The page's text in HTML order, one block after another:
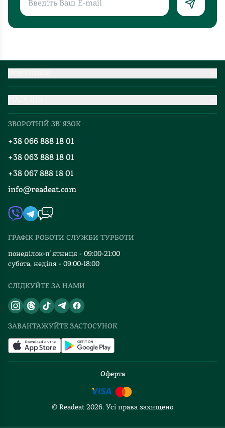
Про нас
Добірки
Блог
Події
Книгарні
Контакти
Автори
Видавництва
Відгуки та оцінка RDT
Партнерство
ЗВОРОТНІЙ ЗВ`ЯЗОК
+38 066 888 18 01
+38 063 888 18 01
+38 067 888 18 01
info@readeat.com
ГРАФІК РОБОТИ СЛУЖБИ ТУРБОТИ
понеділок-п`ятниця - 09:00-21:00
субота, неділя - 09:00-18:00
СЛІДКУЙТЕ ЗА НАМИ
ЗАВАНТАЖУЙТЕ ЗАСТОСУНОК
Оферта
© Readeat 2026. Усі права захищено